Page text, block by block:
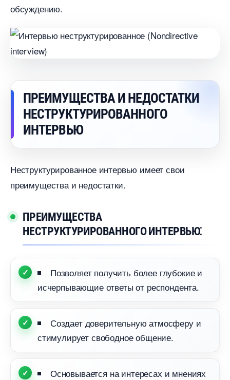
обсуждению.​
ПРЕИМУЩЕСТВА И НЕДОСТАТКИ
НЕСТРУКТУРИРОВАННОГО
ИНТЕРВЬЮ
Неструктурированное интервью имеет свои
преимущества и недостатки.
ПРЕИМУЩЕСТВА
НЕСТРУКТУРИРОВАННОГО ИНТЕРВЬЮ⁚
Позволяет получить более глубокие и
исчерпывающие ответы от респондента.​
Создает доверительную атмосферу и
стимулирует свободное общение.​
Основывается на интересах и мнениях